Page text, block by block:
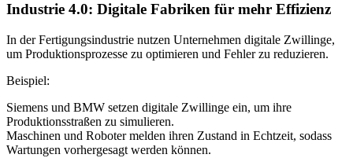
Industrie 4.0: Digitale Fabriken für mehr Effizienz
In der Fertigungsindustrie nutzen Unternehmen digitale Zwillinge,
um Produktionsprozesse zu optimieren und Fehler zu reduzieren.
Beispiel:
Siemens und BMW setzen digitale Zwillinge ein, um ihre
Produktionsstraßen zu simulieren.
Maschinen und Roboter melden ihren Zustand in Echtzeit, sodass
Wartungen vorhergesagt werden können.